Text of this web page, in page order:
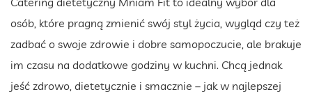
osób, które pragną zmienić swój styl życia, wygląd czy też
zadbać o swoje zdrowie i dobre samopoczucie, ale brakuje
im czasu na dodatkowe godziny w kuchni. Chcą jednak
jeść zdrowo, dietetycznie i smacznie – jak w najlepszej